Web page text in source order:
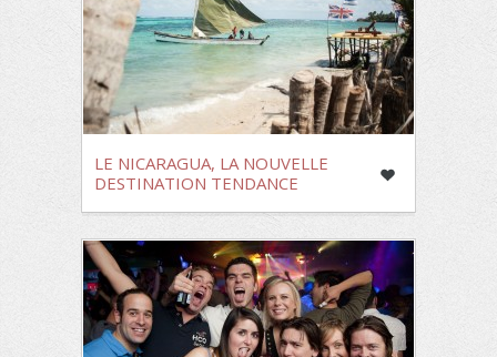
LE NICARAGUA, LA NOUVELLE
DESTINATION TENDANCE